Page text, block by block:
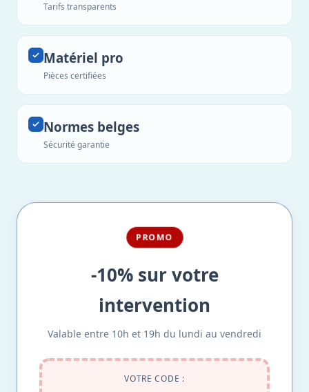
Tarifs transparents
Matériel pro
Pièces certifiées
Normes belges
Sécurité garantie
PROMO
-10% sur votre
intervention
Valable entre 10h et 19h du lundi au vendredi
VOTRE CODE :